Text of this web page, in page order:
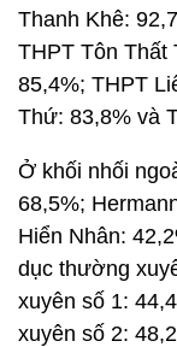
Thanh Khê:
THPT Tôn Thất
85,4%; THPT
Thứ: 83,8% và
Ở khối nhối
68,5%;
Hiển Nhân:
dục thường
xuyên số 1:
xuyên số 2: